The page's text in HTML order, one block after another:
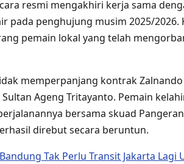
resmi mengakhiri kerja sama
pada penghujung musim 2025/
pemain lokal yang telah
memperpanjang kontrak
Ageng Tritayanto. Pemain
bersama skuad
direbut secara beruntun.
Tak Perlu Transit Jakarta Lagi